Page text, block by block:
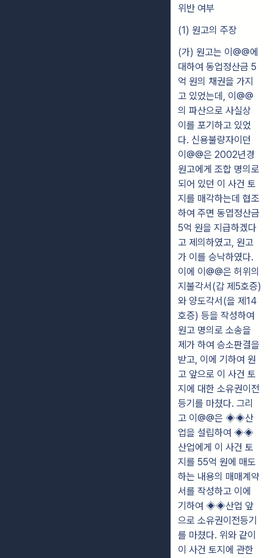
위반 여부
(1) 원고의 주장
(가) 원고는 이@@에
대하여 동업정산금 5
억 원의 채권을 가지
고 있었는데, 이@@
의 파산으로 사실상
이를 포기하고 있었
다. 신용불량자이던
이@@은 2002년경
원고에게 조합 명의로
되어 있던 이 사건 토
지를 매각하는데 협조
하여 주면 동엽정산금
5억 원을 지급하겠다
고 제의하였고, 원고
가 이를 승낙하였다.
이에 이@@은 허위의
지불각서(갑 제5호증)
와 양도각서(을 제14
호증) 등을 작성하여
원고 명의로 소송을
제가 하여 승소판결을
받고, 이에 기하여 원
고 앞으로 이 사건 토
지에 대한 소유권이전
등기를 마쳤다. 그리
고 이@@은 ◈◈산
업을 설립하여 ◈◈
산업에게 이 사건 토
지를 55억 원에 매도
하는 내용의 매매계약
서를 작성하고 이에
기하여 ◈◈산업 앞
으로 소유권이전등기
를 마쳤다. 위와 같이
이 사건 토지에 관한